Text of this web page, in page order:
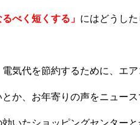
べく短くする」 にはどうした
気代を節約するために、エ
か、お年寄りの声をニュー
いたショッピングセンターと